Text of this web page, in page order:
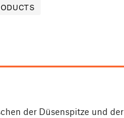
der Düsenspitze und der